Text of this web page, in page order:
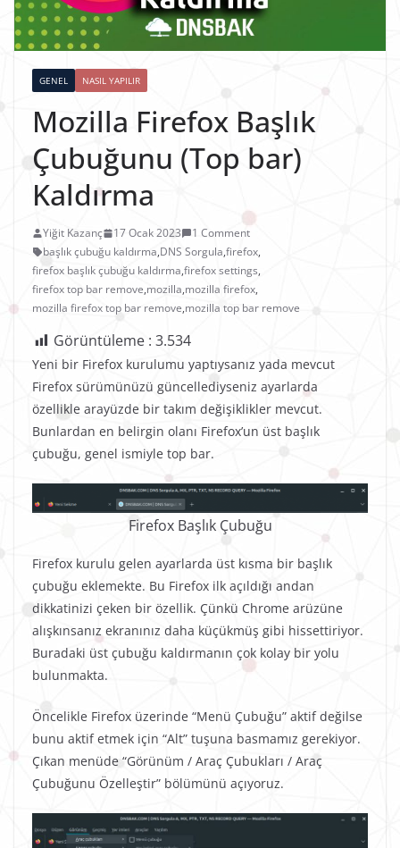
GENEL NASIL YAPILIR
Mozilla Firefox Başlık
Çubuğunu (Top bar)
Kaldırma
Yiğit Kazanç 17 Ocak 2023
1 Comment
başlık çubuğu kaldırma,DNS Sorgula,firefox,
firefox başlık çubuğu kaldırma,firefox settings,
firefox top bar remove,mozilla,mozilla firefox,
mozilla firefox top bar remove,mozilla top bar remove
Görüntüleme : 3.534
Yeni bir Firefox kurulumu yaptıysanız yada mevcut
Firefox sürümünüzü güncellediyseniz ayarlarda
özellikle arayüzde bir takım değişiklikler mevcut.
Bunlardan en belirgin olanı Firefox’un üst başlık
çubuğu, genel ismiyle top bar.
Firefox Başlık Çubuğu
Firefox kurulu gelen ayarlarda üst kısma bir başlık
çubuğu eklemekte. Bu Firefox ilk açıldığı andan
dikkatinizi çeken bir özellik. Çünkü Chrome arüzüne
alışkınsanız ekranınız daha küçükmüş gibi hissettiriyor.
Buradaki üst çubuğu kaldırmanın çok kolay bir yolu
bulunmakta.
Öncelikle Firefox üzerinde “Menü Çubuğu” aktif değilse
bunu aktif etmek için “Alt” tuşuna basmamız gerekiyor.
Çıkan menüde “Görünüm / Araç Çubukları / Araç
Çubuğunu Özelleştir” bölümünü açıyoruz.